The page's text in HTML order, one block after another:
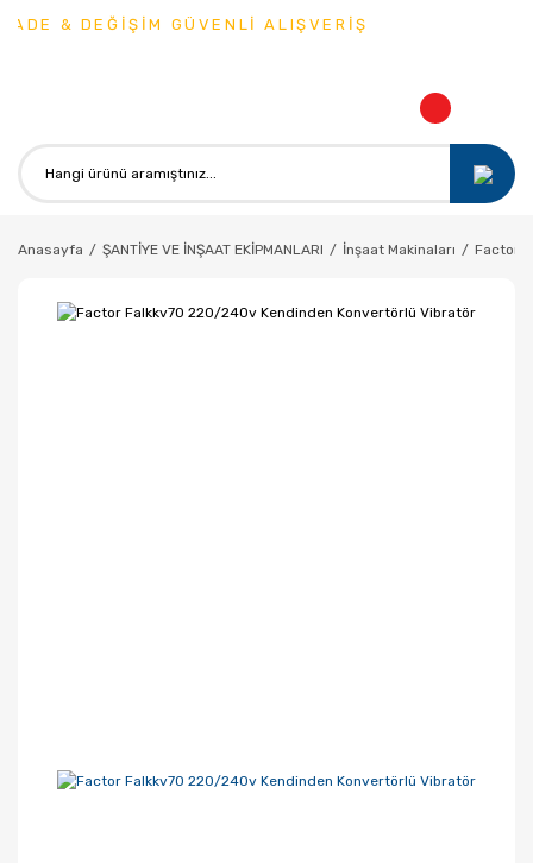
& DEĞİŞİM GÜVENLİ ALIŞVERİŞ
Anasayfa ŞANTİYE VE İNŞAAT EKİPMANLARI İnşaat Makinaları Factor